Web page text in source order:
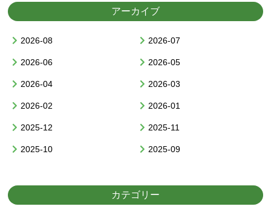
▲AppleStoreはこちらから
アーカイブ
2026-08 2026-07
2026-06 2026-05
2026-04 2026-03
2026-02 2026-01
2025-12 2025-11
2025-10 2025-09
カテゴリー